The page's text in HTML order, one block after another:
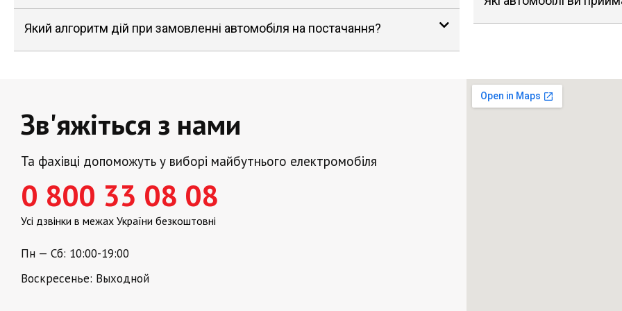
Який алгоритм дій при замовленні автомобіля на постачання?
Зв'яжіться з нами
Та фахівці допоможуть у виборі майбутнього електромобіля
0 800 33 08 08
Усі дзвінки в межах України безкоштовні
Пн — Сб: 10:00-19:00
Воскресенье: Выходной